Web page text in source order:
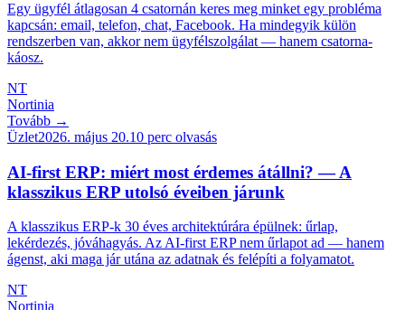
Egy ügyfél átlagosan 4 csatornán keres meg minket egy probléma
kapcsán: email, telefon, chat, Facebook. Ha mindegyik külön
rendszerben van, akkor nem ügyfélszolgálat — hanem csatorna-
káosz.
NT
Nortinia
Tovább →
Üzlet2026. május 20.10 perc olvasás
AI-first ERP: miért most érdemes átállni? — A
klasszikus ERP utolsó éveiben járunk
A klasszikus ERP-k 30 éves architektúrára épülnek: űrlap,
lekérdezés, jóváhagyás. Az AI-first ERP nem űrlapot ad — hanem
ágenst, aki maga jár utána az adatnak és felépíti a folyamatot.
NT
Nortinia